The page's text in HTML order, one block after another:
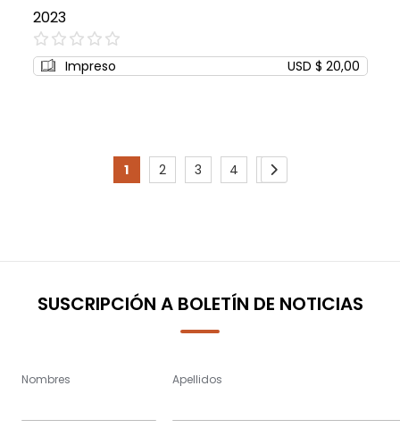
2023
0%
Impreso USD $ 20,00
Page
You're
page
1
Page
2
Page
3
Page
4
Page
5
Page
Siguiente
SUSCRIPCIÓN A BOLETÍN DE NOTICIAS
Nombres Apellidos